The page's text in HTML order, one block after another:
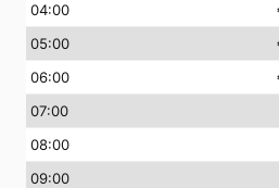
04:00
05:00
06:00
07:00
08:00
09:00